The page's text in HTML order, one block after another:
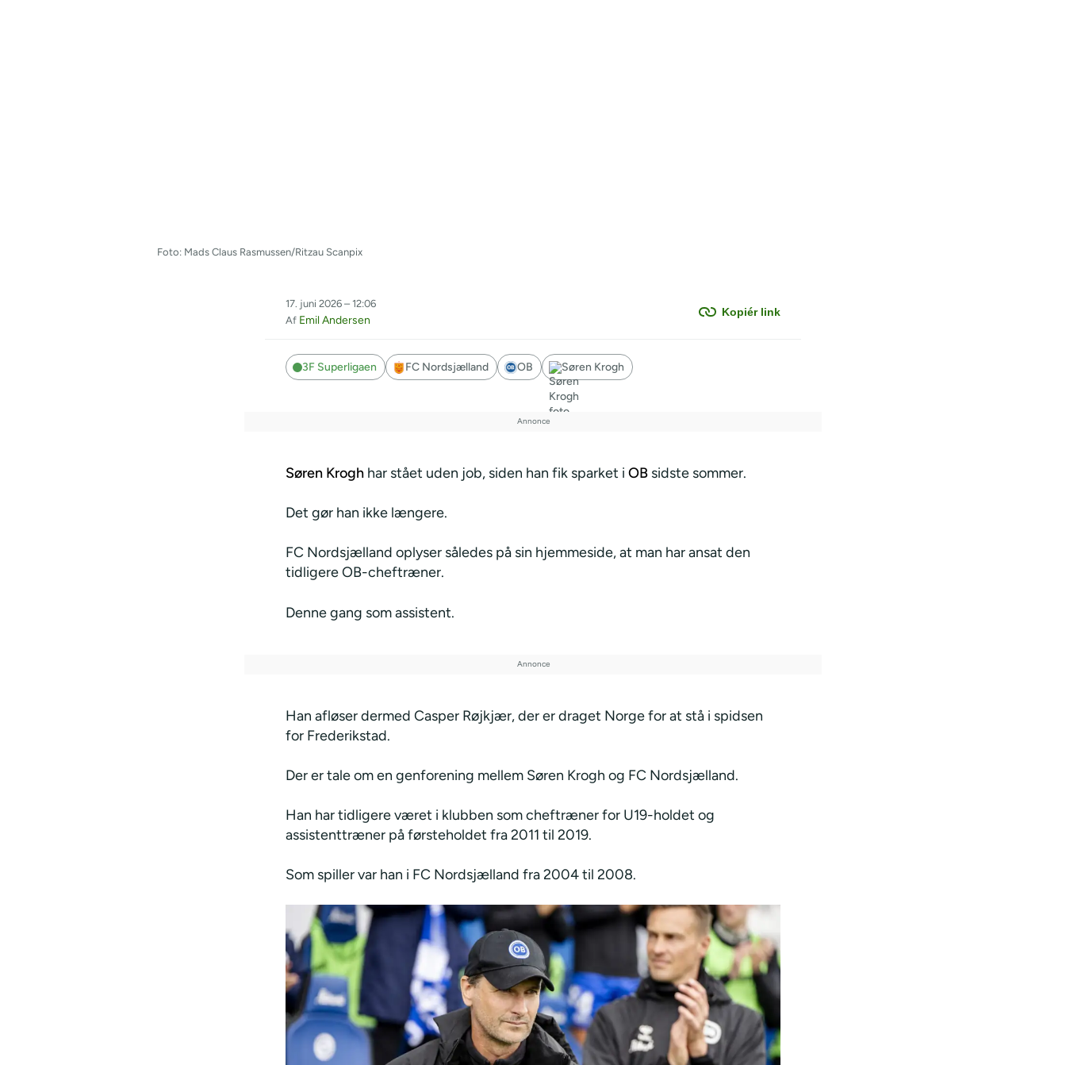
Foto: Mads Claus Rasmussen/Ritzau Scanpix
Kopiér link
17. juni 2026 – 12:06
Af Emil Andersen
3F Superligaen FC Nordsjælland OB Søren Krogh
Søren Krogh har stået uden job, siden han fik sparket i OB sidste sommer.
Det gør han ikke længere.
FC Nordsjælland oplyser således på sin hjemmeside, at man har ansat den
tidligere OB-cheftræner.
Denne gang som assistent.
Han afløser dermed Casper Røjkjær, der er draget Norge for at stå i spidsen
for Frederikstad.
Der er tale om en genforening mellem Søren Krogh og FC Nordsjælland.
Han har tidligere været i klubben som cheftræner for U19-holdet og
assistenttræner på førsteholdet fra 2011 til 2019.
Som spiller var han i FC Nordsjælland fra 2004 til 2008.